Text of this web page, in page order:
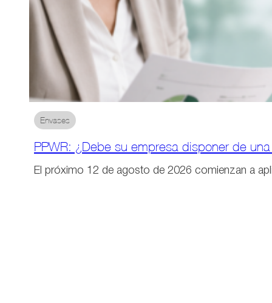
Envases
PPWR: ¿Debe su empresa disponer de
El próximo 12 de agosto de 2026 comienzan a